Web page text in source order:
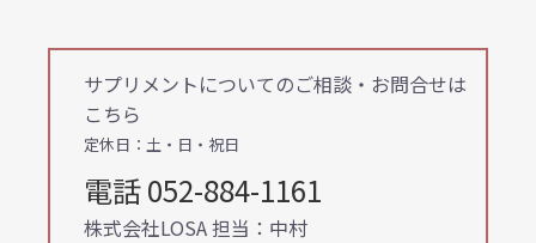
サプリメントについてのご相談・お問合せは
こちら
定休日：土・日・祝日
電話 052-884-1161
株式会社LOSA 担当：中村